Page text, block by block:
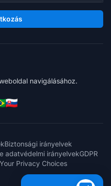
navigálásához.
Biztonsági irányelvek
adatvédelmi irányelvekGDPR
Your Privacy Choices